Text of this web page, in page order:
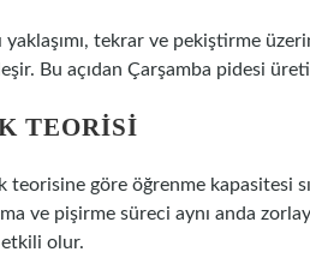
yaklaşımı, tekrar ve pekiştirme
Bu açıdan Çarşamba pidesi
TEORISI
teorisine göre öğrenme kapasitesi
ve pişirme süreci aynı anda
olur.